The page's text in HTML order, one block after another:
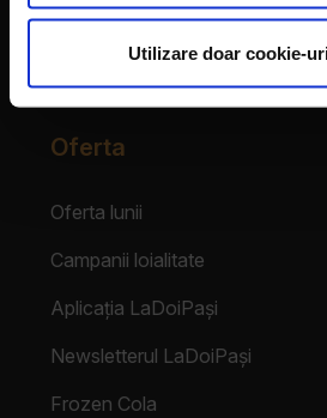
Utilizare doar cookie-
Login Partener
Oferta
Oferta lunii
Campanii loialitate
Aplicația LaDoiPași
Newsletterul LaDoiPași
Frozen Cola